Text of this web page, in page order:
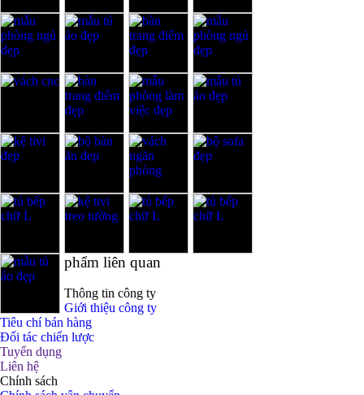
phẩm liên quan
Thông tin công ty
Giới thiệu công ty
Tiêu chí bán hàng
Đối tác chiến lược
Tuyển dụng
Liên hệ
Chính sách